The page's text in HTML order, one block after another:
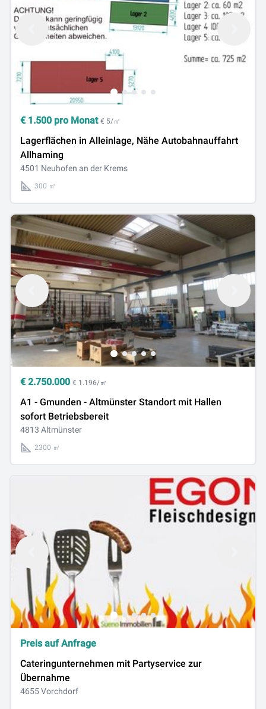
€ 1.500 pro Monat € 5/㎡
Lagerflächen in Alleinlage, Nähe Autobahnauffahrt
Allhaming
4501 Neuhofen an der Krems
300 ㎡
€ 2.750.000 € 1.196/㎡
A1 - Gmunden - Altmünster Standort mit Hallen
sofort Betriebsbereit
4813 Altmünster
2300 ㎡
Preis auf Anfrage
Cateringunternehmen mit Partyservice zur
Übernahme
4655 Vorchdorf